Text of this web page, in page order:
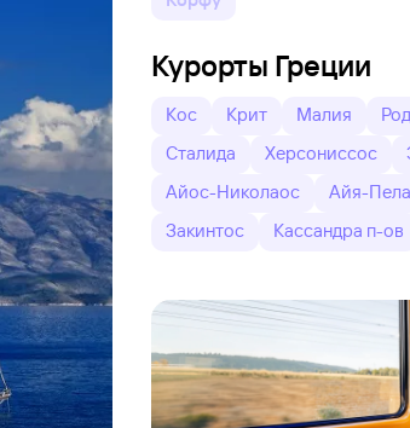
Курорты Греции
Кос Крит Малия
Сталида
Херсониссос
Айос-Николаос
Айя-
Закинтос
Кассандра п-ов